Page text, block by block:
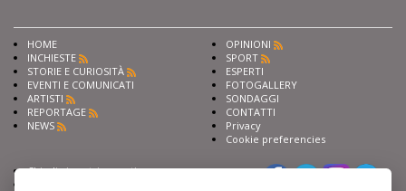
HOME
INCHIESTE
STORIE E CURIOSITÀ
EVENTI E COMUNICATI
ARTISTI
REPORTAGE
NEWS
OPINIONI
SPORT
ESPERTI
FOTOGALLERY
SONDAGGI
CONTATTI
Privacy
Cookie preferencies
Chiedi ai nostri esperti